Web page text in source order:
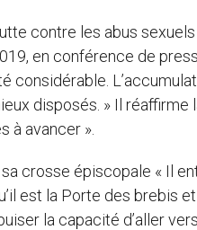
contre les abus
en conférence de
considérable.
disposés. » Il
à avancer ».
crosse épiscopale « Il
est la Porte des brebis
la capacité d’aller